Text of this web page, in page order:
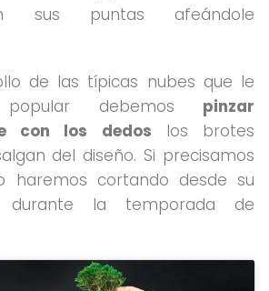
sus puntas afeándole
de las típicas nubes que le
debemos pinzar
con los dedos los brotes
del diseño. Si precisamos
haremos cortando desde su
la temporada de